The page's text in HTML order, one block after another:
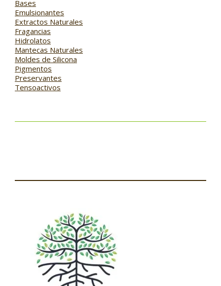
Bases
Emulsionantes
Extractos Naturales
Fragancias
Hidrolatos
Mantecas Naturales
Moldes de Silicona
Pigmentos
Preservantes
Tensoactivos